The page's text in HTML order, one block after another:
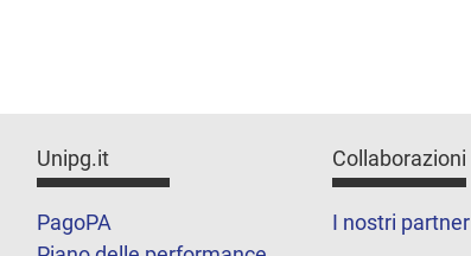
Unipg.it
PagoPA
Collaborazioni
I nostri partner